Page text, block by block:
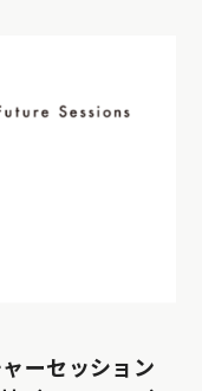
ーセッション